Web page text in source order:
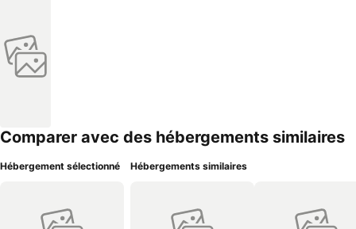
Comparer avec des hébergements similaires
Hébergement sélectionné Hébergements similaires